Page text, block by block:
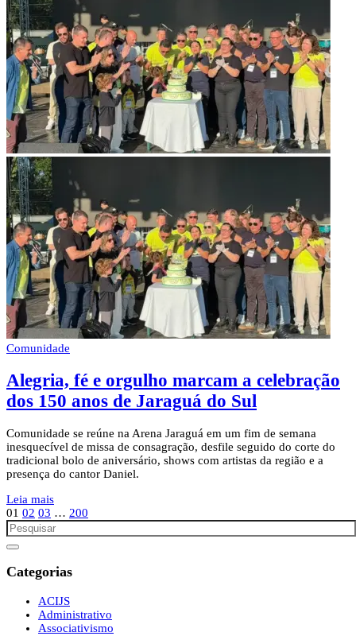
Comunidade
Alegria, fé e orgulho marcam a celebração
dos 150 anos de Jaraguá do Sul
Comunidade se reúne na Arena Jaraguá em um fim de semana
inesquecível de missa de consagração, desfile seguido do corte do
tradicional bolo de aniversário, shows com artistas da região e a
presença do cantor Daniel.
Leia mais
01 02 03 … 200
Categorias
ACIJS
Administrativo
Associativismo